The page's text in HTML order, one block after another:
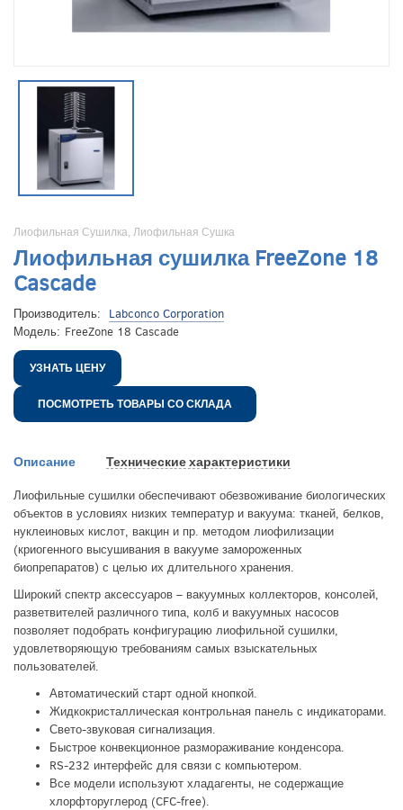
Лиофильная Сушилка, Лиофильная Сушка
Лиофильная сушилка FreeZone 18
Cascade
Производитель:
Labconco Corporation
Модель: FreeZone 18 Cascade
УЗНАТЬ ЦЕНУ
ПОСМОТРЕТЬ ТОВАРЫ СО СКЛАДА
Описание Технические характеристики
Лиофильные сушилки обеспечивают обезвоживание биологических
объектов в условиях низких температур и вакуума: тканей, белков,
нуклеиновых кислот, вакцин и пр. методом лиофилизации
(криогенного высушивания в вакууме замороженных
биопрепаратов) с целью их длительного хранения.
Широкий спектр аксессуаров – вакуумных коллекторов, консолей,
разветвителей различного типа, колб и вакуумных насосов
позволяет подобрать конфигурацию лиофильной сушилки,
удовлетворяющую требованиям самых взыскательных
пользователей.
Автоматический старт одной кнопкой.
Жидкокристаллическая контрольная панель с индикаторами.
Свето-звуковая сигнализация.
Быстрое конвекционное размораживание конденсора.
RS-232 интерфейс для связи с компьютером.
Все модели используют хладагенты, не содержащие
хлорфторуглерод (CFC-free).